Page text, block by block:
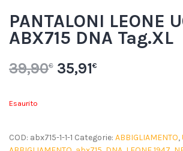
PANTALONI LEONE
ABX715 DNA Tag.XL
39,90€ 35,91€
Esaurito
COD: abx715-1-1-1 Categorie: ABBIGLIAMENTO,